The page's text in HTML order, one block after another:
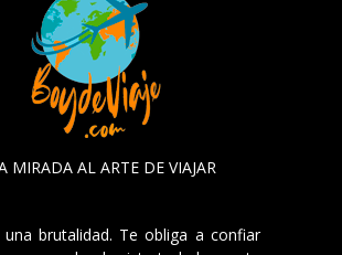
MIRADA AL ARTE DE VIAJAR
una brutalidad. Te obliga a confiar